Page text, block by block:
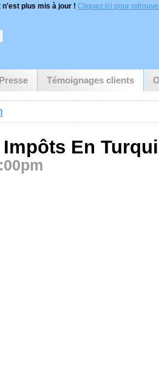
plus mis à jour ! Cliquez ici pour
Presse Témoignages clients
En